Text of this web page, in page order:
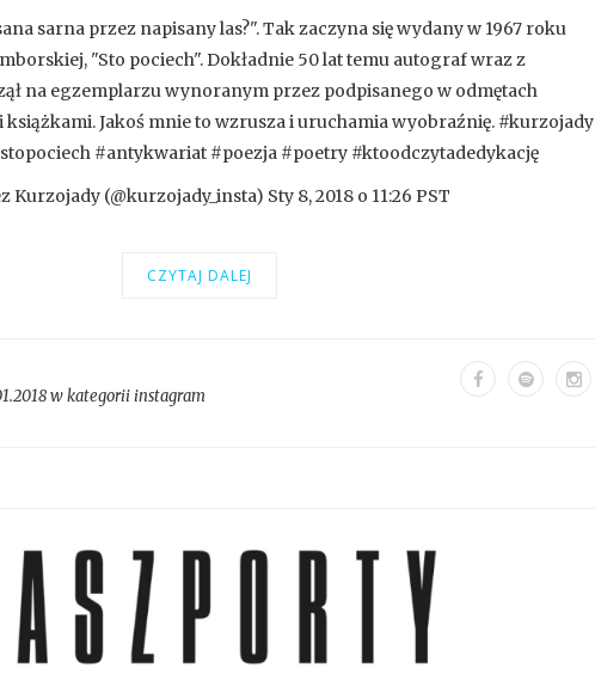
sarna przez napisany las?". Tak zaczyna się wydany w 1967 roku
"Sto pociech". Dokładnie 50 lat temu autograf wraz z
na egzemplarzu wynoranym przez podpisanego w odmętach
Jakoś mnie to wzrusza i uruchamia wyobraźnię. #kurzojady
#antykwariat #poezja #poetry #ktoodczytadedykację
(@kurzojady_insta) Sty 8, 2018 o 11:26 PST
CZYTAJ DALEJ
w kategoriiinstagram